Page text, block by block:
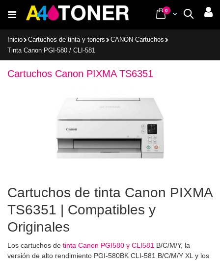
al
Buscar
Cart
0items
Inicio Cartuchos de tinta y toners
CANON Cartuchos
Tinta Canon PGI-580 / CLI-581
Cartuchos Canon PIXMA TS6351
Cartuchos de tinta Canon PIXMA
TS6351 | Compatibles y
Originales
Los cartuchos de tinta Canon PGI580 y CLI581 B/C/M/Y, la
versión de alto rendimiento PGI-580BK CLI-581 B/C/M/Y XL y los